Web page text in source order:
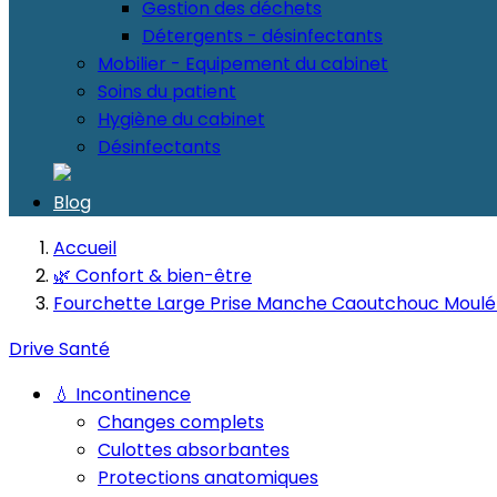
Gestion des déchets
Détergents - désinfectants
Mobilier - Equipement du cabinet
Soins du patient
Hygiène du cabinet
Désinfectants
Blog
Accueil
🌿 Confort & bien-être
Fourchette Large Prise Manche Caoutchouc
Drive Santé
💧 Incontinence
Changes complets
Culottes absorbantes
Protections anatomiques